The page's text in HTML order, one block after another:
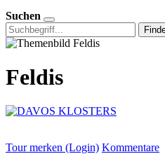
Suchen
Feldis
Tour merken (Login) Kommentare